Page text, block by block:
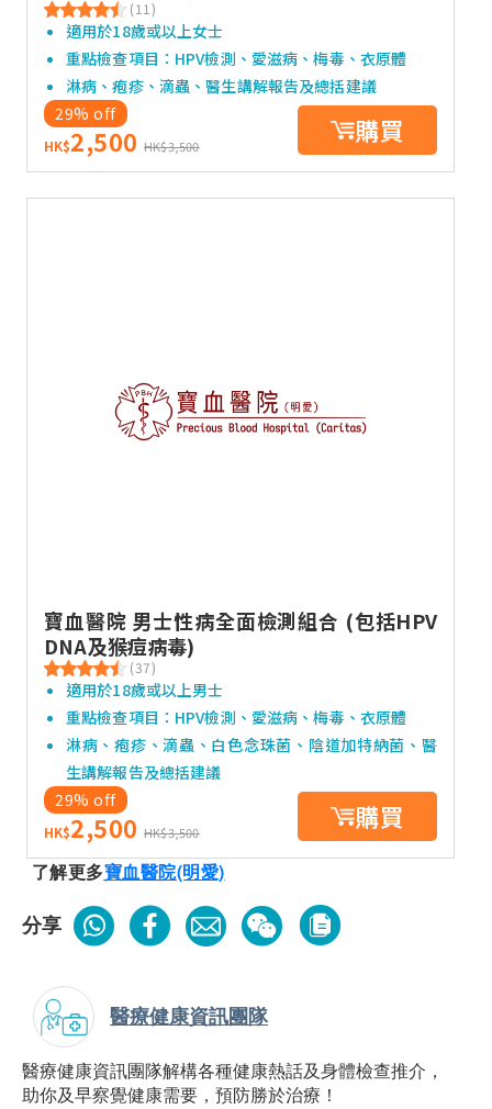
(11)
適用於18歲或以上女士
重點檢查項目：HPV檢測、愛滋病、梅毒、衣原體
淋病、疱疹、滴蟲、醫生講解報告及總括建議
29% off
HK$2,500 HK$3,500 購買
寶血醫院 男士性病全面檢測組合 (包括HPV
DNA及猴痘病毒)
(37)
適用於18歲或以上男士
重點檢查項目：HPV檢測、愛滋病、梅毒、衣原體
淋病、疱疹、滴蟲、白色念珠菌、陰道加特納菌、醫
生講解報告及總括建議
29% off
HK$2,500 HK$3,500 購買
了解更多寶血醫院(明愛)
分享
醫療健康資訊團隊
醫療健康資訊團隊解構各種健康熱話及身體檢查推介，
助你及早察覺健康需要，預防勝於治療！